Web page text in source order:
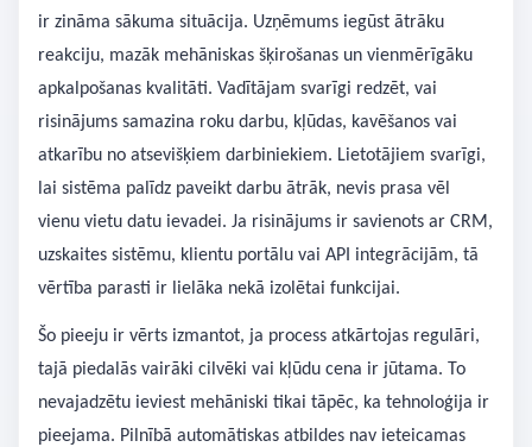
ir zināma sākuma situācija. Uzņēmums iegūst ātrāku
reakciju, mazāk mehāniskas šķirošanas un vienmērīgāku
apkalpošanas kvalitāti. Vadītājam svarīgi redzēt, vai
risinājums samazina roku darbu, kļūdas, kavēšanos vai
atkarību no atsevišķiem darbiniekiem. Lietotājiem svarīgi,
lai sistēma palīdz paveikt darbu ātrāk, nevis prasa vēl
vienu vietu datu ievadei. Ja risinājums ir savienots ar CRM,
uzskaites sistēmu, klientu portālu vai API integrācijām, tā
vērtība parasti ir lielāka nekā izolētai funkcijai.
Šo pieeju ir vērts izmantot, ja process atkārtojas regulāri,
tajā piedalās vairāki cilvēki vai kļūdu cena ir jūtama. To
nevajadzētu ieviest mehāniski tikai tāpēc, ka tehnoloģija ir
pieejama. Pilnībā automātiskas atbildes nav ieteicamas